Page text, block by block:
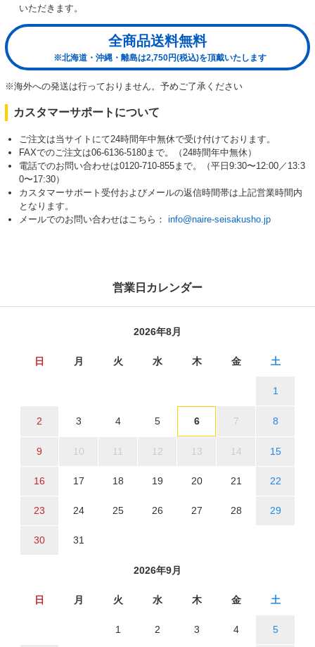
いただきます。
全商品送料無料
※北海道・沖縄・離島は2,750円(税込)を頂戴いたします
※海外への発送は行っておりません。予めご了承ください
カスタマーサポートについて
ご注文は当サイトにて24時間年中無休で受け付けております。
FAXでのご注文は06-6136-5180まで。（24時間年中無休）
電話でのお問い合わせは0120-710-855まで。（平日9:30〜12:00／13:3
0〜17:30）
カスタマーサポート受付およびメールの返信時間帯は上記営業時間内
となります。
メールでのお問い合わせはこちら： info@naire-seisakusho.jp
営業日カレンダー
2026年8月
日 月 火 水 木 金 土
1
2 3 4 5 6 7 8
9 10 11 12 13 14 15
16 17 18 19 20 21 22
23 24 25 26 27 28 29
30 31
2026年9月
日 月 火 水 木 金 土
1 2 3 4 5